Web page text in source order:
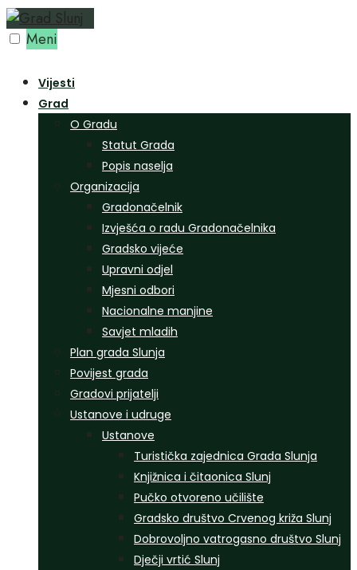
Preskoči
na Meni
Vijesti
Grad
O Gradu
Statut Grada
Popis naselja
Organizacija
Gradonačelnik
Izvješća o radu Gradonačelnika
Gradsko vijeće
Upravni odjel
Mjesni odbori
Nacionalne manjine
Savjet mladih
Plan grada Slunja
Povijest grada
Gradovi prijatelji
Ustanove i udruge
Ustanove
Turistička zajednica Grada Slunja
Knjižnica i čitaonica Slunj
Pučko otvoreno učilište
Gradsko društvo Crvenog križa Slunj
Dobrovoljno vatrogasno društvo Slunj
Dječji vrtić Slunj